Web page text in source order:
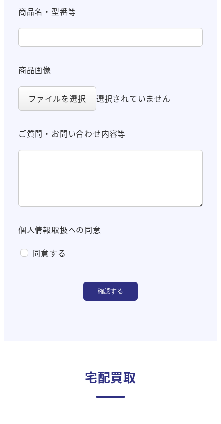
商品名・型番等
商品画像
ファイルを選択 選択されていません
ご質問・お問い合わせ内容等
個人情報取扱への同意
同意する
確認する
宅配買取